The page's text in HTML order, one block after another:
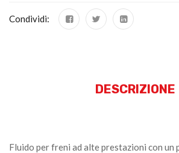
Condividi:
DESCRIZIONE
Fluido per freni ad alte prestazioni con un